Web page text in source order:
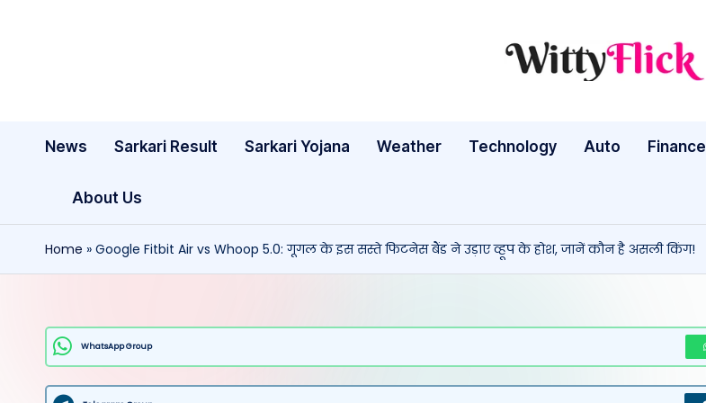
W
ty
ic
k:
te
WittyFlick:
Tech
Around
News Sarkari Result Sarkari Yojana Weather Technology Auto Finance
About Us
Home » Google Fitbit Air vs Whoop 5.0: गूगल के इस सस्ते फिटनेस बैंड ने उड़ाए व्हूप के होश, जानें कौन है असली किंग!
WhatsApp Group